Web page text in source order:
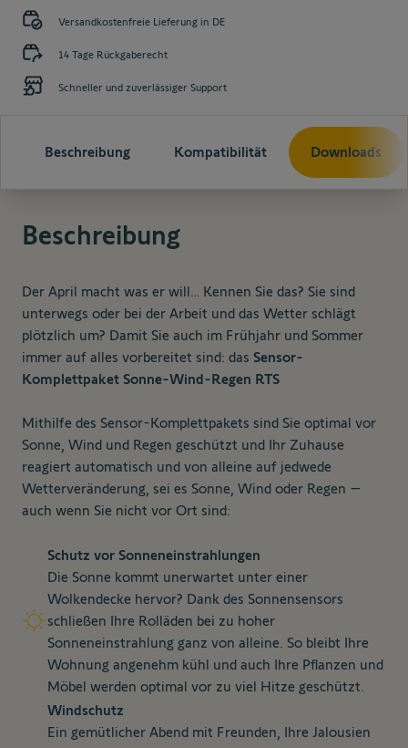
Versandkostenfreie Lieferung in DE
14 Tage Rückgaberecht
Schneller und zuverlässiger Support
Beschreibung Kompatibilität Downloads
Beschreibung
Der April macht was er will… Kennen Sie das? Sie sind
unterwegs oder bei der Arbeit und das Wetter schlägt
plötzlich um? Damit Sie auch im Frühjahr und Sommer
immer auf alles vorbereitet sind: das Sensor-
Komplettpaket Sonne-Wind-Regen RTS
Mithilfe des Sensor-Komplettpakets sind Sie optimal vor
Sonne, Wind und Regen geschützt und Ihr Zuhause
reagiert automatisch und von alleine auf jedwede
Wetterveränderung, sei es Sonne, Wind oder Regen –
auch wenn Sie nicht vor Ort sind:
Schutz vor Sonneneinstrahlungen
Die Sonne kommt unerwartet unter einer
Wolkendecke hervor? Dank des Sonnensensors
schließen Ihre Rolläden bei zu hoher
Sonneneinstrahlung ganz von alleine. So bleibt Ihre
Wohnung angenehm kühl und auch Ihre Pflanzen und
Möbel werden optimal vor zu viel Hitze geschützt.
Windschutz
Ein gemütlicher Abend mit Freunden, Ihre Jalousien